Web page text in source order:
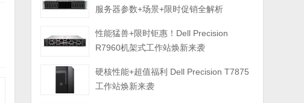
服务器参数+场景+限时促销全解析
性能猛兽+限时钜惠！Dell Precision
R7960机架式工作站焕新来袭
硬核性能+超值福利 Dell Precision T7875
工作站焕新来袭